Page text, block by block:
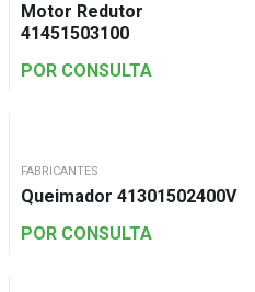
Motor Redutor
41451503100
POR CONSULTA
FABRICANTES
Queimador 41301502400V
POR CONSULTA